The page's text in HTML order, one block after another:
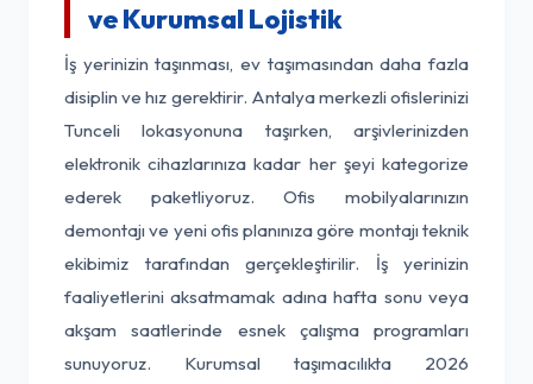
ve Kurumsal Lojistik
İş yerinizin taşınması, ev taşımasından daha fazla
disiplin ve hız gerektirir. Antalya merkezli ofislerinizi
Tunceli lokasyonuna taşırken, arşivlerinizden
elektronik cihazlarınıza kadar her şeyi kategorize
ederek paketliyoruz. Ofis mobilyalarınızın
demontajı ve yeni ofis planınıza göre montajı teknik
ekibimiz tarafından gerçekleştirilir. İş yerinizin
faaliyetlerini aksatmamak adına hafta sonu veya
akşam saatlerinde esnek çalışma programları
sunuyoruz. Kurumsal taşımacılıkta 2026